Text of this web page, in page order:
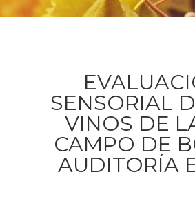
SENSORIAL
VINOS DE
CAMPO DE
AUDITORÍA